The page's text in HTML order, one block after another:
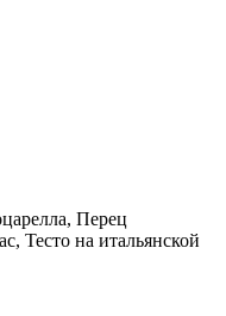
Перец
Тесто на итальянской